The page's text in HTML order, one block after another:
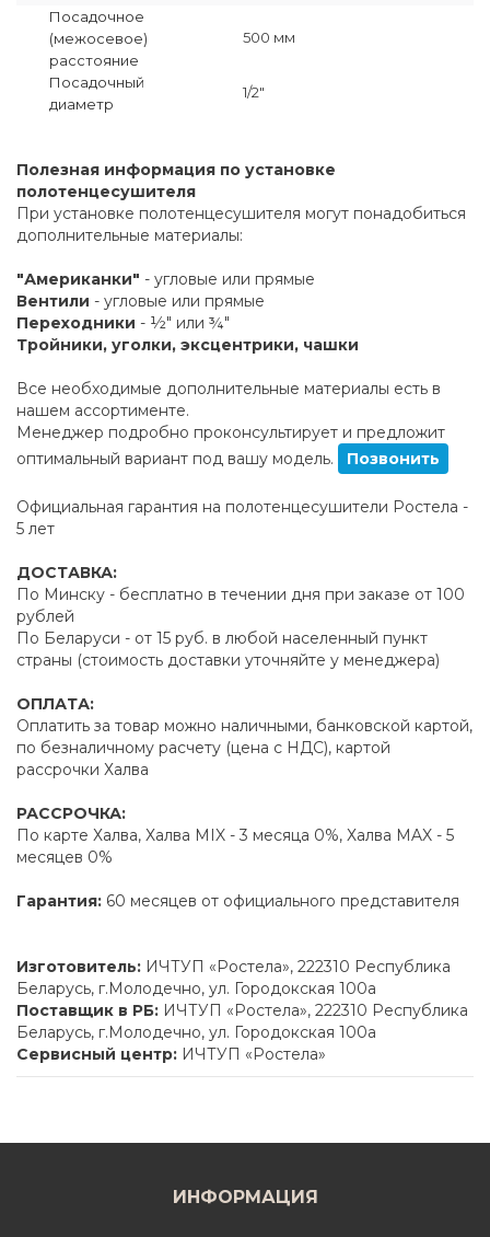
Посадочное
(межосевое)
расстояние
500 мм
Посадочный
диаметр
1/2"
Полезная информация по установке
полотенцесушителя
При установке полотенцесушителя могут понадобиться
дополнительные материалы:
"Американки" - угловые или прямые
Вентили - угловые или прямые
Переходники - ½" или ¾"
Тройники, уголки, эксцентрики, чашки
Все необходимые дополнительные материалы есть в
нашем ассортименте.
Менеджер подробно проконсультирует и предложит
оптимальный вариант под вашу модель.
Позвонить
Официальная гарантия на полотенцесушители Ростела -
5 лет
ДОСТАВКА:
По Минску - бесплатно в течении дня при заказе от 100
рублей
По Беларуси - от 15 руб. в любой населенный пункт
страны (стоимость доставки уточняйте у менеджера)
ОПЛАТА:
Оплатить за товар можно наличными, банковской картой,
по безналичному расчету (цена с НДС), картой
рассрочки Халва
РАССРОЧКА:
По карте Халва, Халва MIX - 3 месяца 0%, Халва MAX - 5
месяцев 0%
Гарантия: 60 месяцев от официального представителя
Изготовитель: ИЧТУП «Ростела», 222310 Республика
Беларусь, г.Молодечно, ул. Городокская 100а
Поставщик в РБ: ИЧТУП «Ростела», 222310 Республика
Беларусь, г.Молодечно, ул. Городокская 100а
Сервисный центр: ИЧТУП «Ростела»
ИНФОРМАЦИЯ